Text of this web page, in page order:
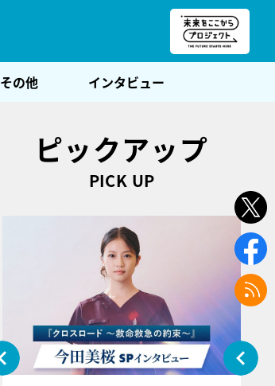
その他 インタビュー
ピックアップ
PICK UP